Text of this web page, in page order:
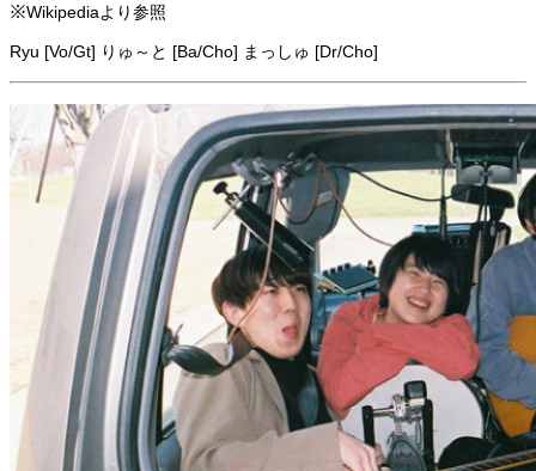
※Wikipediaより参照
Ryu [Vo/Gt] りゅ～と [Ba/Cho] まっしゅ [Dr/Cho]